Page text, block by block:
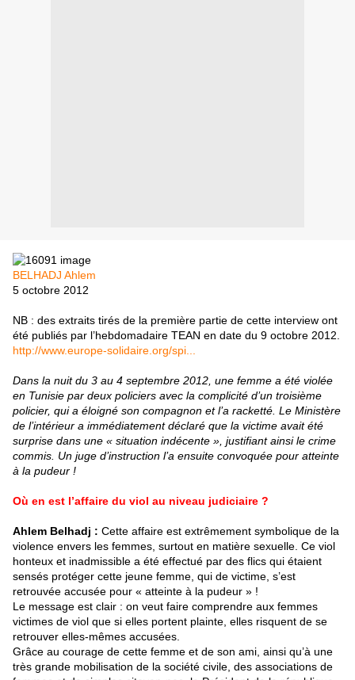
BELHADJ Ahlem
5 octobre 2012
NB : des extraits tirés de la première partie de cette interview ont
été publiés par l’hebdomadaire TEAN en date du 9 octobre 2012.
http://www.europe-solidaire.org/spi...
Dans la nuit du 3 au 4 septembre 2012, une femme a été violée
en Tunisie par deux policiers avec la complicité d’un troisième
policier, qui a éloigné son compagnon et l’a racketté. Le Ministère
de l’intérieur a immédiatement déclaré que la victime avait été
surprise dans une « situation indécente », justifiant ainsi le crime
commis. Un juge d’instruction l’a ensuite convoquée pour atteinte
à la pudeur !
Où en est l’affaire du viol au niveau judiciaire ?
Ahlem Belhadj : Cette affaire est extrêmement symbolique de la
violence envers les femmes, surtout en matière sexuelle. Ce viol
honteux et inadmissible a été effectué par des flics qui étaient
sensés protéger cette jeune femme, qui de victime, s’est
retrouvée accusée pour « atteinte à la pudeur » !
Le message est clair : on veut faire comprendre aux femmes
victimes de viol que si elles portent plainte, elles risquent de se
retrouver elles-mêmes accusées.
Grâce au courage de cette femme et de son ami, ainsi qu’à une
très grande mobilisation de la société civile, des associations de